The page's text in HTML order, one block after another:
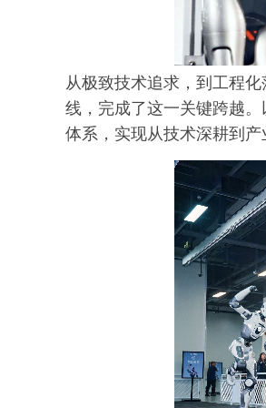
从极致技术追求，到工程
线，完成了这一关键跨越
体系，实现从技术深耕到